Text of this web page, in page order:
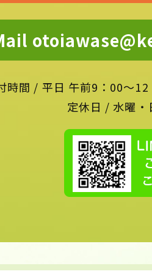
時間 / 平日 午前9：00～
定休日 / 水曜・